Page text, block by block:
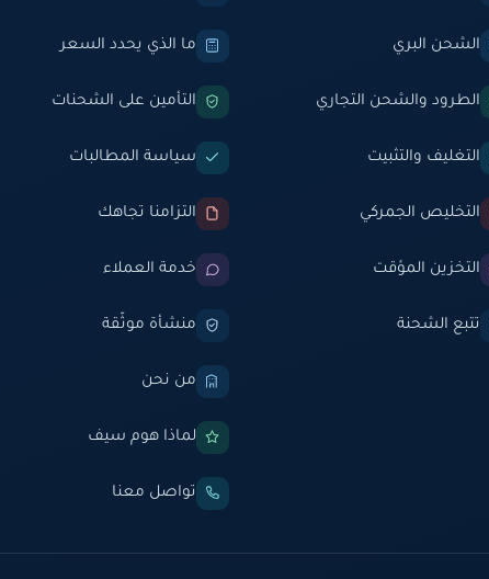
الشحن البري
الطرود والشحن التجاري
التغليف والتثبيت
التخليص الجمركي
التخزين المؤقت
تتبع الشحنة
ما الذي يحدد السعر
التأمين على الشحنات
سياسة المطالبات
التزامنا تجاهك
خدمة العملاء
منشأة موثّقة
من نحن
لماذا هوم سيف
تواصل معنا